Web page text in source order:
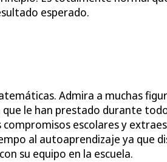
esperado.
Admira a muchas
le han prestado durante
escolares y
al autoaprendizaje ya
su equipo en la escuela.